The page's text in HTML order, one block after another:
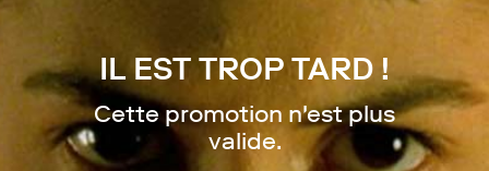
IL EST TROP TARD !
Cette promotion n'est plus
valide.